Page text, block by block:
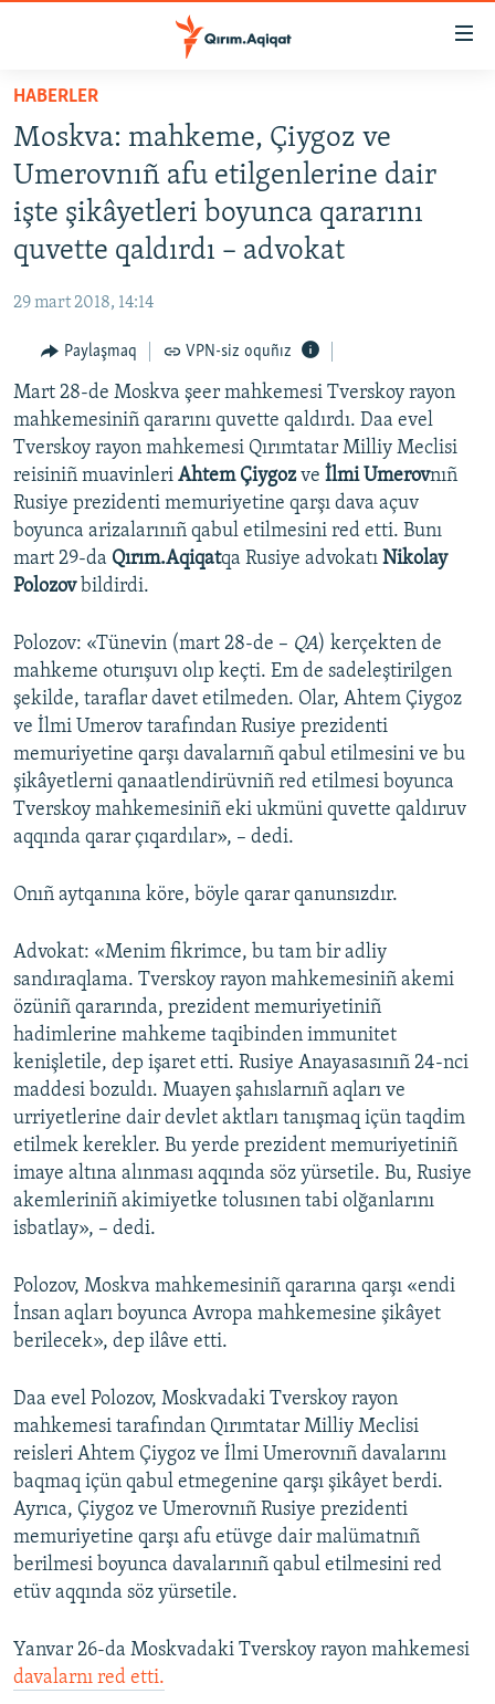
Esas
qaytmaq
Baş
navigatsiyağa
qaytmaq
Qıdıruvğa
HABERLER
İQTİSADİYAT
CEMİYET
İNSAN AQLARI
VİDEO
SÜRET
BLOGLAR
FİKİR
Русский
Українською
QOŞULIÑIZ!
RFE/RS bütün saytları
HABERLER
Moskva: mahkeme, Çiygoz ve
Umerovnıñ afu etilgenlerine dair
işte şikâyetleri boyunca qararını
quvette qaldırdı – advokat
29 mart 2018, 14:14
Paylaşmaq VPN-siz oquñız
Mart 28-de Moskva şeer mahkemesi Tverskoy rayon
mahkemesiniñ qararını quvette qaldırdı. Daa evel
Tverskoy rayon mahkemesi Qırımtatar Milliy Meclisi
reisiniñ muavinleri Ahtem Çiygozve İlmi Umerovnıñ
Rusiye prezidenti memuriyetine qarşı dava açuv
boyunca arizalarınıñ qabul etilmesini red etti. Bunı
mart 29-da Qırım.Aqiqatqa Rusiye advokatı Nikolay
Polozovbildirdi.
Polozov: «Tünevin (mart 28-de – QA) kerçekten de
mahkeme oturışuvı olıp keçti. Em de sadeleştirilgen
şekilde, taraflar davet etilmeden. Olar, Ahtem Çiygoz
ve İlmi Umerov tarafından Rusiye prezidenti
memuriyetine qarşı davalarnıñ qabul etilmesini ve bu
şikâyetlerni qanaatlendirüvniñ red etilmesi boyunca
Tverskoy mahkemesiniñ eki ukmüni quvette qaldıruv
aqqında qarar çıqardılar», – dedi.
Onıñ aytqanına köre, böyle qarar qanunsızdır.
Advokat: «Menim fikrimce, bu tam bir adliy
sandıraqlama. Tverskoy rayon mahkemesiniñ akemi
özüniñ qararında, prezident memuriyetiniñ
hadimlerine mahkeme taqibinden immunitet
kenişletile, dep işaret etti. Rusiye Anayasasınıñ 24-nci
maddesi bozuldı. Muayen şahıslarnıñ aqları ve
urriyetlerine dair devlet aktları tanışmaq içün taqdim
etilmek kerekler. Bu yerde prezident memuriyetiniñ
imaye altına alınması aqqında söz yürsetile. Bu, Rusiye
akemleriniñ akimiyetke tolusınen tabi olğanlarını
isbatlay», – dedi.
Polozov, Moskva mahkemesiniñ qararına qarşı «endi
İnsan aqları boyunca Avropa mahkemesine şikâyet
berilecek», dep ilâve etti.
Daa evel Polozov, Moskvadaki Tverskoy rayon
mahkemesi tarafından Qırımtatar Milliy Meclisi
reisleri Ahtem Çiygoz ve İlmi Umerovnıñ davalarını
baqmaq içün qabul etmegenine qarşı şikâyet berdi.
Ayrıca, Çiygoz ve Umerovnıñ Rusiye prezidenti
memuriyetine qarşı afu etüvge dair malümatnıñ
berilmesi boyunca davalarınıñ qabul etilmesini red
etüv aqqında söz yürsetile.
Yanvar 26-da Moskvadaki Tverskoy rayon mahkemesi
davalarnı red etti.